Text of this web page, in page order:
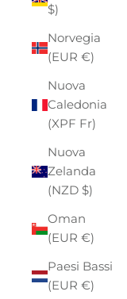
$)
Norvegia
(EUR €)
Nuova
Caledonia
(XPF Fr)
Nuova
Zelanda
(NZD $)
Oman
(EUR €)
Paesi Bassi
(EUR €)